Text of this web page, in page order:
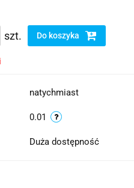
szt. Do koszyka
natychmiast
0.01
Duża dostępność